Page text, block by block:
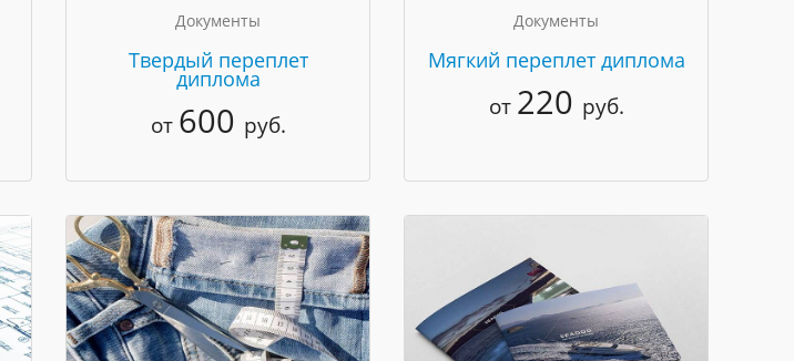
Документы
Твердый переплет
диплома
от 600 руб.
Документы
Мягкий переплет диплома
от 220 руб.